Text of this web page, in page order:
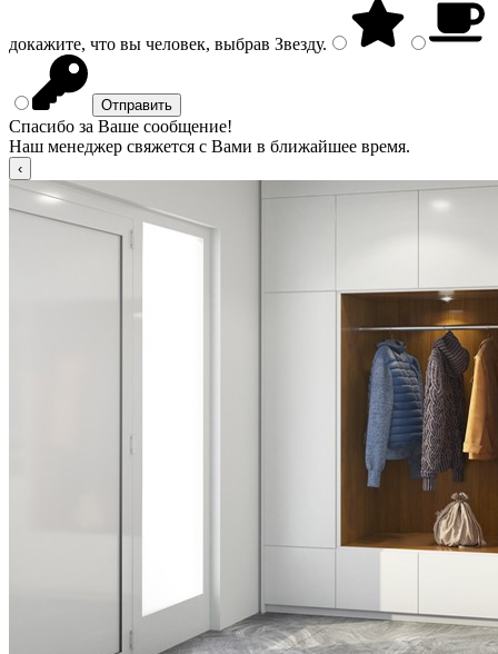
докажите, что вы человек, выбрав Звезду.
Спасибо за Ваше сообщение!
Наш менеджер свяжется с Вами в ближайшее время.